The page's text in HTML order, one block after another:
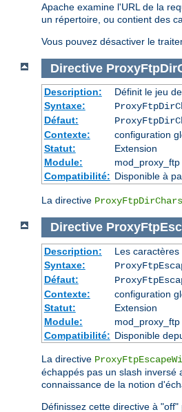
Apache examine l'URL de la
un répertoire, ou contient des
Vous pouvez désactiver le
Directive
Description:
Définit le jeu
Syntaxe:
Défaut:
Contexte:
configuration
Statut:
Extension
Module:
mod_proxy_ftp
Compatibilité: Disponible à
La directive
Directive
Description:
Les
Syntaxe:
Défaut:
Contexte:
configuration
Statut:
Extension
Module:
mod_proxy_ftp
Compatibilité: Disponible
La directive
échappés pas un slash inversé
connaissance de la notion
Définissez cette directive à